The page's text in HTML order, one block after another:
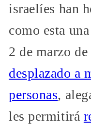
israelíes han
como esta
2 de marzo
desplazado a
personas,
les permitirá